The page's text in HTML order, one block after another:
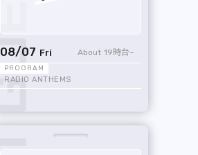
08/07 Fri 19時台
RADIO ANTHEMS